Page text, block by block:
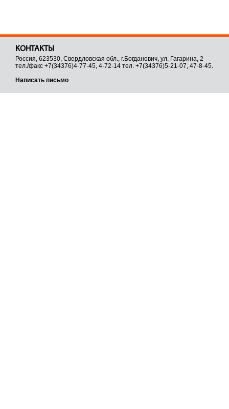
КОНТАКТЫ
Россия, 623530, Свердловская обл., г.Богданович, ул. Гагарина, 2
тел./факс +7(34376)4-77-45, 4-72-14 тел. +7(34376)5-21-07, 47-8-45.
Написать письмо